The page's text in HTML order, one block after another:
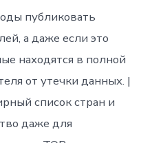
публиковать
а даже если это
находятся в полной
от утечки данных. |
список стран и
даже для